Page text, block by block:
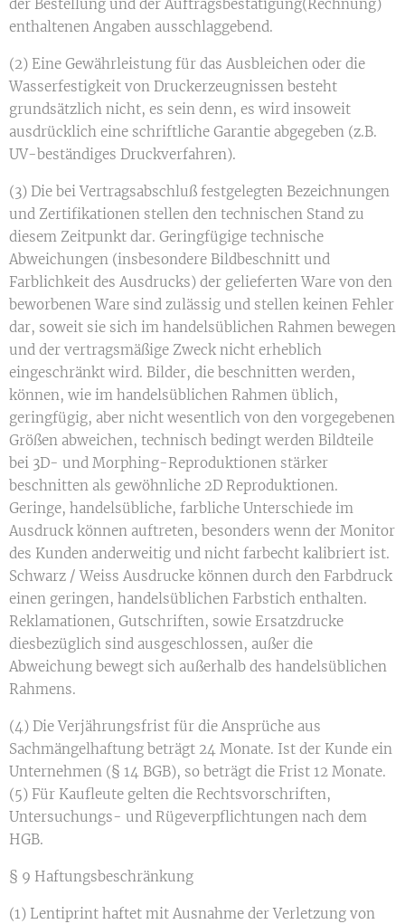
der Bestellung und der Auftragsbestätigung(Rechnung)
enthaltenen Angaben ausschlaggebend.
(2) Eine Gewährleistung für das Ausbleichen oder die
Wasserfestigkeit von Druckerzeugnissen besteht
grundsätzlich nicht, es sein denn, es wird insoweit
ausdrücklich eine schriftliche Garantie abgegeben (z.B.
UV-beständiges Druckverfahren).
(3) Die bei Vertragsabschluß festgelegten Bezeichnungen
und Zertifikationen stellen den technischen Stand zu
diesem Zeitpunkt dar. Geringfügige technische
Abweichungen (insbesondere Bildbeschnitt und
Farblichkeit des Ausdrucks) der gelieferten Ware von den
beworbenen Ware sind zulässig und stellen keinen Fehler
dar, soweit sie sich im handelsüblichen Rahmen bewegen
und der vertragsmäßige Zweck nicht erheblich
eingeschränkt wird. Bilder, die beschnitten werden,
können, wie im handelsüblichen Rahmen üblich,
geringfügig, aber nicht wesentlich von den vorgegebenen
Größen abweichen, technisch bedingt werden Bildteile
bei 3D- und Morphing-Reproduktionen stärker
beschnitten als gewöhnliche 2D Reproduktionen.
Geringe, handelsübliche, farbliche Unterschiede im
Ausdruck können auftreten, besonders wenn der Monitor
des Kunden anderweitig und nicht farbecht kalibriert ist.
Schwarz / Weiss Ausdrucke können durch den Farbdruck
einen geringen, handelsüblichen Farbstich enthalten.
Reklamationen, Gutschriften, sowie Ersatzdrucke
diesbezüglich sind ausgeschlossen, außer die
Abweichung bewegt sich außerhalb des handelsüblichen
Rahmens.
(4) Die Verjährungsfrist für die Ansprüche aus
Sachmängelhaftung beträgt 24 Monate. Ist der Kunde ein
Unternehmen (§ 14 BGB), so beträgt die Frist 12 Monate.
(5) Für Kaufleute gelten die Rechtsvorschriften,
Untersuchungs- und Rügeverpflichtungen nach dem
HGB.
§ 9 Haftungsbeschränkung
(1) Lentiprint haftet mit Ausnahme der Verletzung von